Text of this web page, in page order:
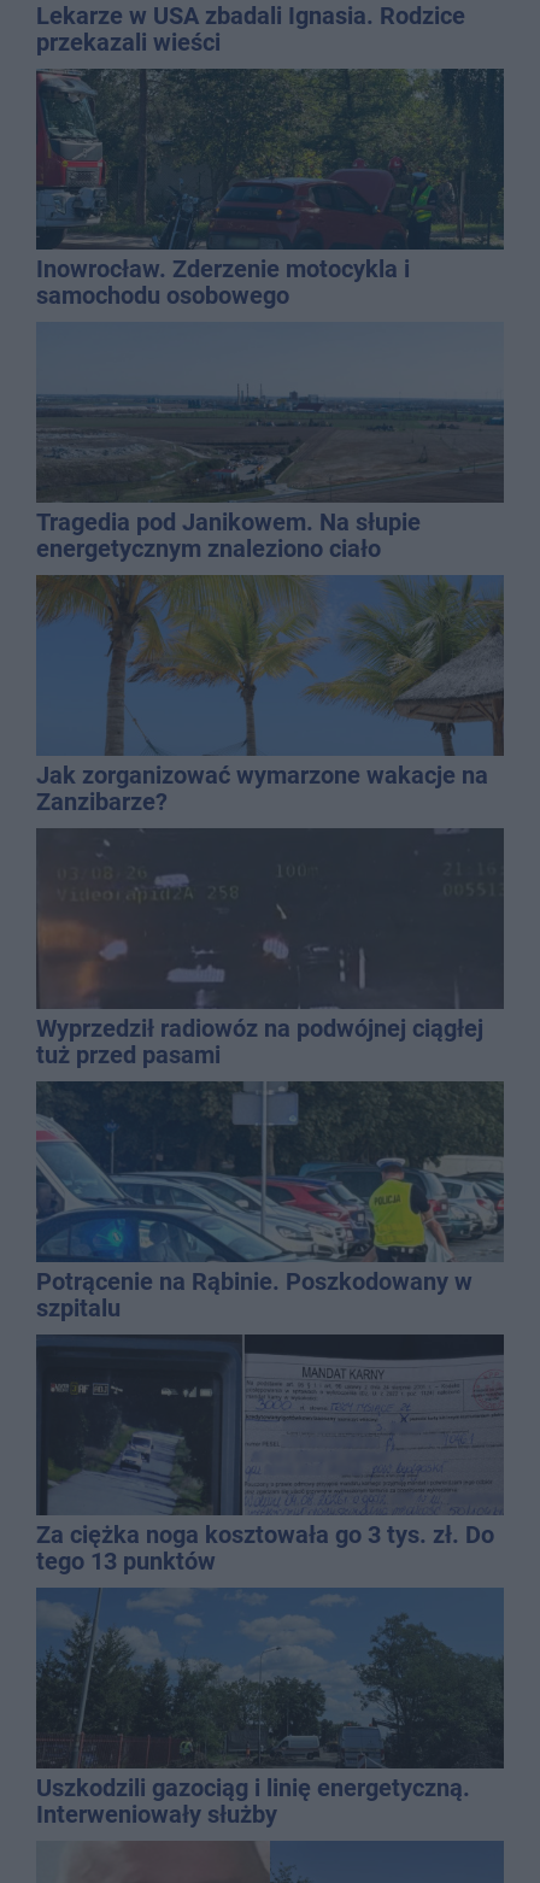
Lekarze w USA zbadali Ignasia. Rodzice
przekazali wieści
Inowrocław. Zderzenie motocykla i
samochodu osobowego
Tragedia pod Janikowem. Na słupie
energetycznym znaleziono ciało
mężczyzny
Jak zorganizować wymarzone wakacje na
Zanzibarze?
Wyprzedził radiowóz na podwójnej ciągłej
tuż przed pasami
Potrącenie na Rąbinie. Poszkodowany w
szpitalu
Za ciężka noga kosztowała go 3 tys. zł. Do
tego 13 punktów
Uszkodzili gazociąg i linię energetyczną.
Interweniowały służby